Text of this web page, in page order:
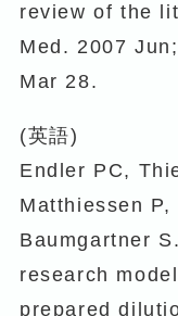
review of the
Med. 2007
Mar 28.
(英語)
Endler PC,
Matthiessen
Baumgartner
research
prepared